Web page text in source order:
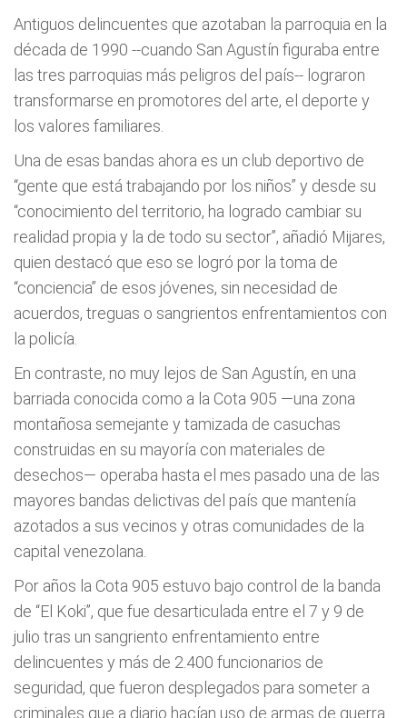
Antiguos delincuentes que azotaban la parroquia en la
década de 1990 --cuando San Agustín figuraba entre
las tres parroquias más peligros del país-- lograron
transformarse en promotores del arte, el deporte y
los valores familiares.
Una de esas bandas ahora es un club deportivo de
“gente que está trabajando por los niños” y desde su
“conocimiento del territorio, ha logrado cambiar su
realidad propia y la de todo su sector”, añadió Mijares,
quien destacó que eso se logró por la toma de
“conciencia” de esos jóvenes, sin necesidad de
acuerdos, treguas o sangrientos enfrentamientos con
la policía.
En contraste, no muy lejos de San Agustín, en una
barriada conocida como a la Cota 905 —una zona
montañosa semejante y tamizada de casuchas
construidas en su mayoría con materiales de
desechos— operaba hasta el mes pasado una de las
mayores bandas delictivas del país que mantenía
azotados a sus vecinos y otras comunidades de la
capital venezolana.
Por años la Cota 905 estuvo bajo control de la banda
de “El Koki”, que fue desarticulada entre el 7 y 9 de
julio tras un sangriento enfrentamiento entre
delincuentes y más de 2.400 funcionarios de
seguridad, que fueron desplegados para someter a
criminales que a diario hacían uso de armas de guerra